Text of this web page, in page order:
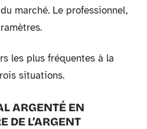
marché. Le professionnel,
les plus fréquentes à la
situations.
ARGENTÉ EN
DE L’ARGENT